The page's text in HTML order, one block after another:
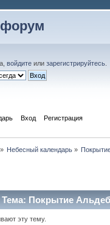
войдите или зарегистрируйтесь
Вход Регистрация
Небесный календарь»
Тема: Покрытие
эту тему.